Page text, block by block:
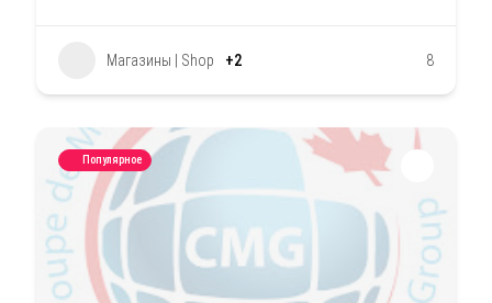
Магазины | Shop +2 8
Популярное